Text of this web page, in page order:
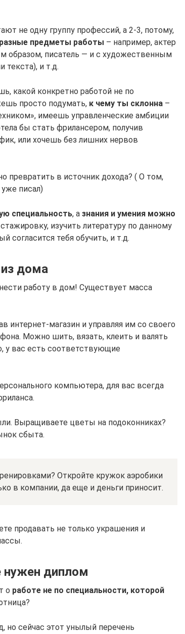
не одну группу профессий, а 2-3, потому,
предметы работы – например, актер
образом, писатель — и с художественным
текста), и т.д.
какой конкретно работой не по
просто подумать, к чему ты склонна –
имеешь управленческие амбиции
бы стать фрилансером, получив
или хочешь без лишних нервов
превратить в источник дохода? ( О том,
уже писал)
специальность, а знания и умения можно
изучить литературу по данному
согласится тебя обучить, и т.д.
дома
работу в дом! Существует масса
интернет-магазин и управляя им со своего
Можно шить, вязать, клеить и валять
у вас есть соответствующие
компьютера, для вас всегда
Выращиваете цветы на подоконниках?
сбыта.
Откройте кружок аэробики
в компании, да еще и деньги приносит.
продавать не только украшения и
нужен диплом
о работе не по специальности, которой
но сейчас этот унылый перечень